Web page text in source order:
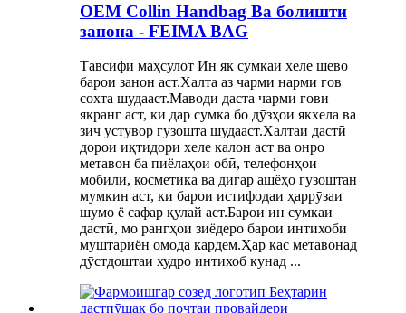
OEM Collin Handbag Ва болишти
занона - FEIMA BAG
Тавсифи маҳсулот Ин як сумкаи хеле шево
барои занон аст.Халта аз чарми нарми гов
сохта шудааст.Маводи даста чарми гови
якранг аст, ки дар сумка бо дӯзҳои якхела ва
зич устувор гузошта шудааст.Халтаи дастӣ
дорои иқтидори хеле калон аст ва онро
метавон ба пиёлаҳои обӣ, телефонҳои
мобилӣ, косметика ва дигар ашёҳо гузоштан
мумкин аст, ки барои истифодаи ҳаррӯзаи
шумо ё сафар қулай аст.Барои ин сумкаи
дастӣ, мо рангҳои зиёдеро барои интихоби
муштариён омода кардем.Ҳар кас метавонад
дӯстдоштаи худро интихоб кунад ...